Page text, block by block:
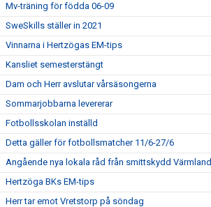
Mv-träning för födda 06-09
SweSkills ställer in 2021
Vinnarna i Hertzögas EM-tips
Kansliet semesterstängt
Dam och Herr avslutar vårsäsongerna
Sommarjobbarna levererar
Fotbollsskolan inställd
Detta gäller för fotbollsmatcher 11/6-27/6
Angående nya lokala råd från smittskydd Värmland
Hertzöga BKs EM-tips
Herr tar emot Vretstorp på söndag